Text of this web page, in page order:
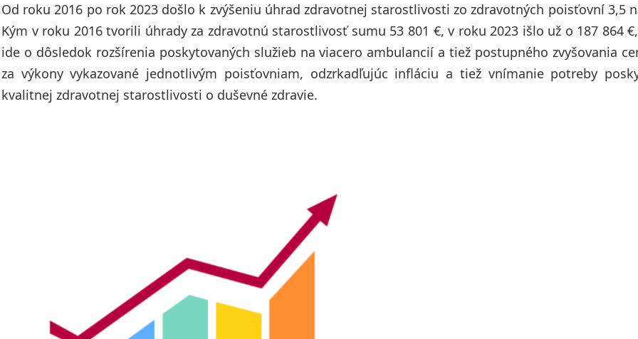
Od roku 2016 po rok 2023 došlo k zvýšeniu úhrad zdravotnej starostlivosti zo zdravotných poisťovní 3,5
Kým v roku 2016 tvorili úhrady za zdravotnú starostlivosť sumu 53 801 €, v roku 2023 išlo už o 187 864
ide o dôsledok rozšírenia poskytovaných služieb na viacero ambulancií a tiež postupného zvyšovania
za výkony vykazované jednotlivým poisťovniam, odzrkadľujúc infláciu a tiež vnímanie potreby
kvalitnej zdravotnej starostlivosti o duševné zdravie.